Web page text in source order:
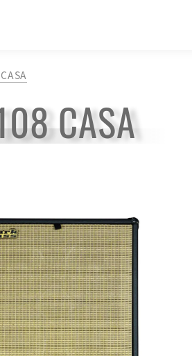
CASA